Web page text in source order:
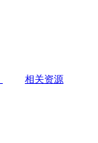
相关资源